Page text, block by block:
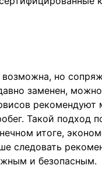
но
заменен,
рекомендуют
Такой подход
итоге,
следовать
и безопасным.